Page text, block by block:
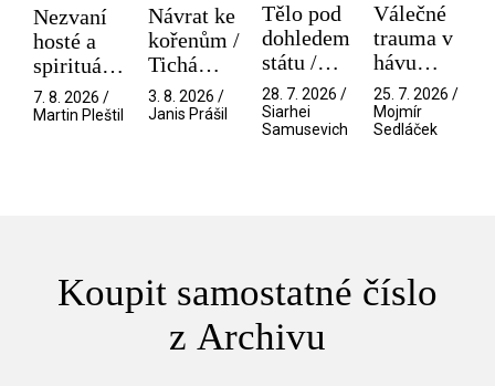
Nezvaní
hosté a
spirituální
narušitelé
z vesmíru
7. 8. 2026 /
Martin Pleštil
Návrat ke
kořenům /
Tichá
přítelkyně
3. 8. 2026 /
Janis Prášil
Tělo pod
dohledem
státu /
Pramen
28. 7. 2026 /
Siarhei
Samusevich
Válečné
trauma v
hávu
spektáklu
/ Odyssea
25. 7. 2026 /
Mojmír
Sedláček
Koupit samostatné číslo
z Archivu